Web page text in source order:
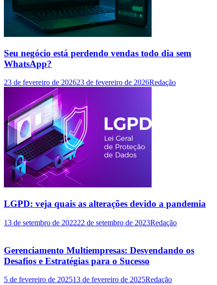
Seu negócio está perdendo vendas todo dia sem
WhatsApp?
23 de fevereiro de 202623 de fevereiro de 2026Redação
LGPD: veja quais as alterações devido a pandemia
13 de setembro de 202222 de setembro de 2023Redação
Gerenciamento Multiempresas: Desvendando os
Desafios e Estratégias para o Sucesso
5 de fevereiro de 202513 de fevereiro de 2025Redação